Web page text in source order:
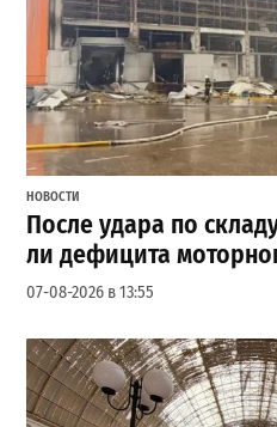
НОВОСТИ
После удара по
ли дефицита
07-08-2026 в 13:55